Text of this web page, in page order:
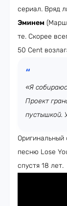
сериал. Вряд
Эминем
те. Скорее
50 Cent
«Я
Проект
пустышкой.
Оригинальный
песню Lose
спустя 18 лет.